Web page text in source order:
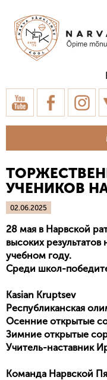
УЧЕНИКОВ
02.06.2025
28 мая в Нарвской
высоких
учебном году.
Среди школ-
Kasian Kruptsev
Республиканская
Осенние открытые
Зимние открытые
Учитель-наставник
Команда Нарвской